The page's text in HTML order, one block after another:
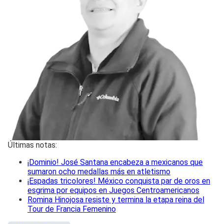
Últimas notas:
¡Dominio! José Santana encabeza a mexicanos que
sumaron ocho medallas más en atletismo
¡Espadas tricolores! México conquista par de oros en
esgrima por equipos en Juegos Centroamericanos
Romina Hinojosa resiste y termina la etapa reina del
Tour de Francia Femenino